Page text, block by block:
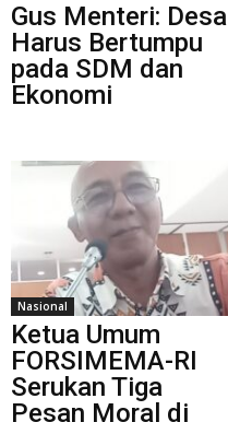
Gus Menteri: Desa
Harus Bertumpu
pada SDM dan
Ekonomi
Nasional
Ketua Umum
FORSIMEMA-RI
Serukan Tiga
Pesan Moral di